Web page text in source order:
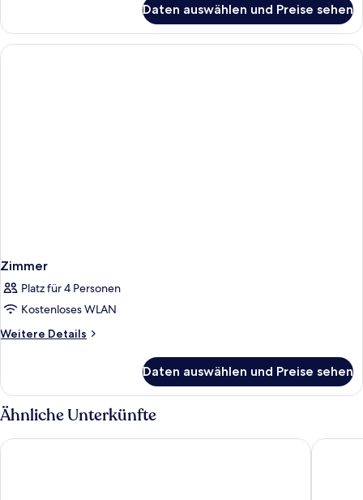
Daten auswählen und Preise sehen
Zimmer
Platz für 4 Personen
Kostenloses WLAN
Weitere Details
Weitere
Daten auswählen und Preise sehen
Ähnliche Unterkünfte
Maritim Hotel Stuttgart ibis